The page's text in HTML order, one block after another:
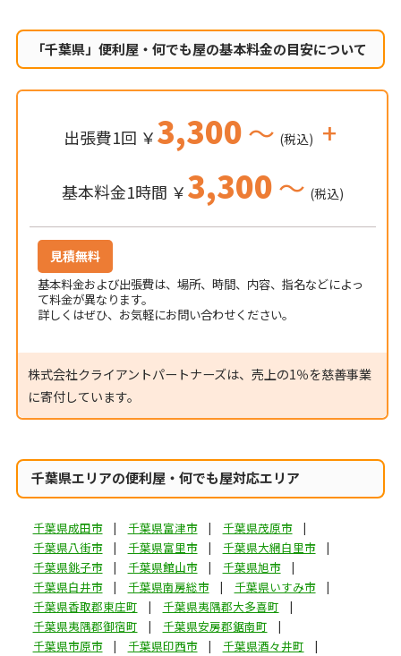
「千葉県」便利屋・何でも屋の基本料金の目安について
出張費1回 ￥3,300～ (税込) +
基本料金1時間 ￥3,300～ (税込)
見積無料
基本料金および出張費は、場所、時間、内容、指名などによっ
て料金が異なります。
詳しくはぜひ、お気軽にお問い合わせください。
株式会社クライアントパートナーズは、売上の1％を慈善事業
に寄付しています。
千葉県エリアの便利屋・何でも屋対応エリア
千葉県成田市 千葉県富津市
千葉県茂原市
千葉県八街市
千葉県富里市
千葉県大網白里市
千葉県銚子市
千葉県館山市
千葉県旭市
千葉県白井市
千葉県南房総市
千葉県いすみ市
千葉県香取郡東庄町
千葉県夷隅郡大多喜町
千葉県夷隅郡御宿町
千葉県安房郡鋸南町
千葉県市原市
千葉県印西市
千葉県酒々井町